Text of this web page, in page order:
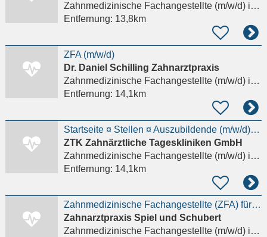
Zahnmedizinische Fachangestellte (m/w/d)in München
Entfernung: 13,8km
ZFA (m/w/d)
Dr. Daniel Schilling Zahnarztpraxis
Zahnmedizinische Fachangestellte (m/w/d)in Freising
Entfernung: 14,1km
Startseite ¤ Stellen ¤ Auszubildende (m/w/d) Zahnmedizinische Fachangestellte
ZTK Zahnärztliche Tageskliniken GmbH
Zahnmedizinische Fachangestellte (m/w/d)in München, Schwabing-West
Entfernung: 14,1km
Zahnmedizinische Fachangestellte (ZFA) für 2027 - m/w/d
Zahnarztpraxis Spiel und Schubert
Zahnmedizinische Fachangestellte (m/w/d)in Karlsfeld